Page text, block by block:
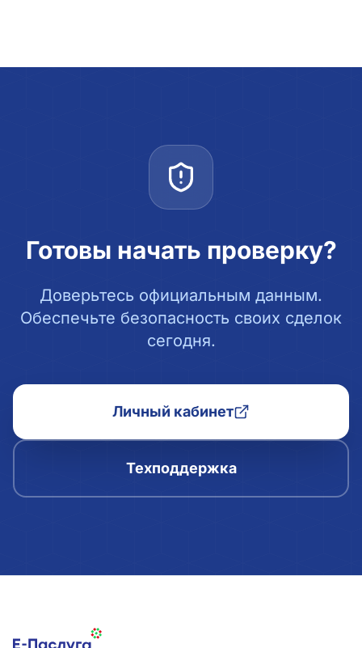
Готовы начать проверку?
Доверьтесь официальным данным.
Обеспечьте безопасность своих сделок
сегодня.
Личный кабинет
Техподдержка